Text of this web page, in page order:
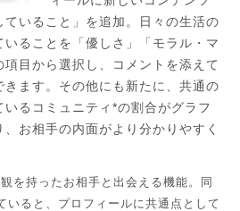
ていること」を追加。日々の生活の
ることを「優しさ」「モラル・マ
目から選択し、コメントを添えて
ます。その他にも新たに、共通の
るコミュニティ*の割合がグラフ
お相手の内面がより分かりやすく
を持ったお相手と出会える機能。同
いると、プロフィールに共通点として